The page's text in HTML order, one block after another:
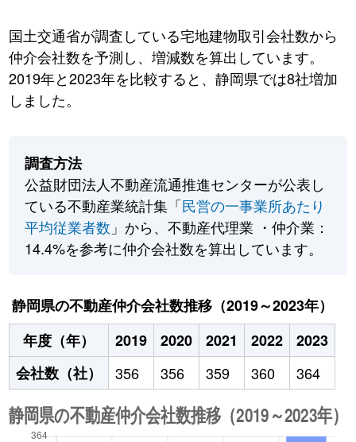
国土交通省が調査している宅地建物取引会社数から
仲介会社数を予測し、増減数を算出しています。
2019年と2023年を比較すると、静岡県では8社増加
しました。
調査方法
公益財団法人不動産流通推進センターが公表し
ている不動産業統計集「民営の一事業所あたり
平均従業者数 」から、不動産代理業 ・仲介業：
14.4%を参考に仲介会社数を算出しています。
静岡県の不動産仲介会社数推移（2019～2023年）
年度（年）
2019 2020 2021 2022
2023
会社数（社）
356 356 359 360 364